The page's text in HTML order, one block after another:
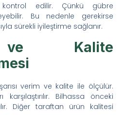
edilir. Çünkü gübre
Bu nedenle gerekirse
sürekli iyileştirme sağlanır.
Kalite
verim ve kalite ile ölçülür.
Bilhassa önceki
Diğer taraftan ürün kalitesi